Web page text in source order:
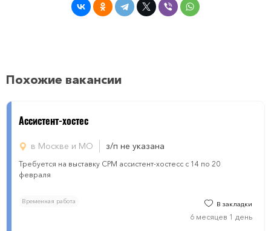
Похожие вакансии
Ассистент-хостес
в Москве и МО з/п не указана
Требуется на выставку СРМ ассистент-хостесс с 14 по 20
февраля
Временная работа В закладки
6 месяцев 1 день